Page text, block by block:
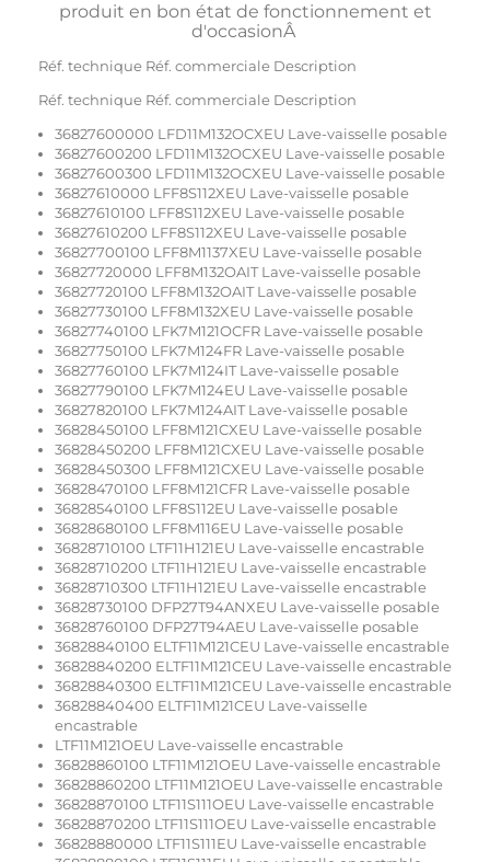
produit en bon état de fonctionnement et
d'occasionÂ
Réf. technique Réf. commerciale Description
Réf. technique Réf. commerciale Description
36827600000 LFD11M132OCXEU Lave-vaisselle posable
36827600200 LFD11M132OCXEU Lave-vaisselle posable
36827600300 LFD11M132OCXEU Lave-vaisselle posable
36827610000 LFF8S112XEU Lave-vaisselle posable
36827610100 LFF8S112XEU Lave-vaisselle posable
36827610200 LFF8S112XEU Lave-vaisselle posable
36827700100 LFF8M1137XEU Lave-vaisselle posable
36827720000 LFF8M132OAIT Lave-vaisselle posable
36827720100 LFF8M132OAIT Lave-vaisselle posable
36827730100 LFF8M132XEU Lave-vaisselle posable
36827740100 LFK7M121OCFR Lave-vaisselle posable
36827750100 LFK7M124FR Lave-vaisselle posable
36827760100 LFK7M124IT Lave-vaisselle posable
36827790100 LFK7M124EU Lave-vaisselle posable
36827820100 LFK7M124AIT Lave-vaisselle posable
36828450100 LFF8M121CXEU Lave-vaisselle posable
36828450200 LFF8M121CXEU Lave-vaisselle posable
36828450300 LFF8M121CXEU Lave-vaisselle posable
36828470100 LFF8M121CFR Lave-vaisselle posable
36828540100 LFF8S112EU Lave-vaisselle posable
36828680100 LFF8M116EU Lave-vaisselle posable
36828710100 LTF11H121EU Lave-vaisselle encastrable
36828710200 LTF11H121EU Lave-vaisselle encastrable
36828710300 LTF11H121EU Lave-vaisselle encastrable
36828730100 DFP27T94ANXEU Lave-vaisselle posable
36828760100 DFP27T94AEU Lave-vaisselle posable
36828840100 ELTF11M121CEU Lave-vaisselle encastrable
36828840200 ELTF11M121CEU Lave-vaisselle encastrable
36828840300 ELTF11M121CEU Lave-vaisselle encastrable
36828840400 ELTF11M121CEU Lave-vaisselle
encastrable
LTF11M121OEU Lave-vaisselle encastrable
36828860100 LTF11M121OEU Lave-vaisselle encastrable
36828860200 LTF11M121OEU Lave-vaisselle encastrable
36828870100 LTF11S111OEU Lave-vaisselle encastrable
36828870200 LTF11S111OEU Lave-vaisselle encastrable
36828880000 LTF11S111EU Lave-vaisselle encastrable